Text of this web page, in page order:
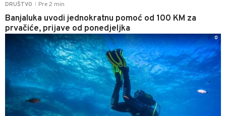
DRUŠTVO Pre 2 min
Banjaluka uvodi jednokratnu pomoć od 100 KM za
prvačiće, prijave od ponedjeljka
0